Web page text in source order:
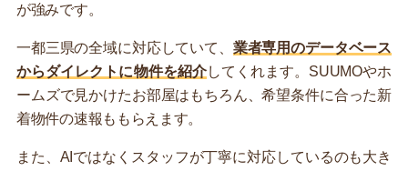
が強みです。
一都三県の全域に対応していて、 業者専用のデータベース
からダイレクトに物件を紹介してくれます。SUUMOやホ
ームズで見かけたお部屋はもちろん、希望条件に合った新
着物件の速報ももらえます。
また、AIではなくスタッフが丁寧に対応しているのも大き